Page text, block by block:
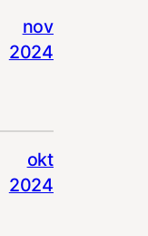
nov
2024
okt
2024